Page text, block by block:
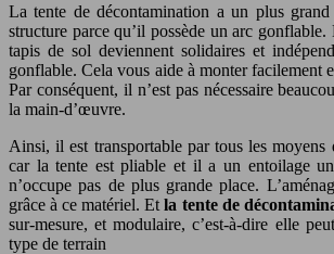
La tente de décontamination a un plus grand
structure parce qu’il possède un arc
tapis de sol deviennent solidaires et
gonflable. Cela vous aide à monter facilement
Par conséquent, il n’est pas nécessaire
la main-d’œuvre.
Ainsi, il est transportable par tous les moyens
car la tente est pliable et il a un entoilage
n’occupe pas de plus grande place.
grâce à ce matériel. Etla tente de
sur-mesure, et modulaire, c’est-à-dire elle
type de terrain